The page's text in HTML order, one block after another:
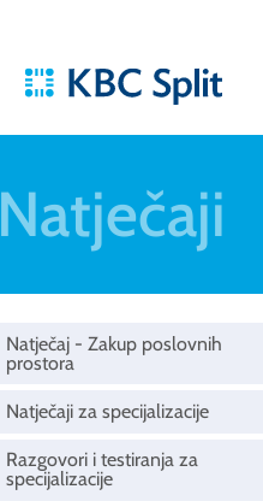
Natječaji
Natječaj - Zakup poslovnih
prostora
Natječaji za specijalizacije
Razgovori i testiranja za
specijalizacije